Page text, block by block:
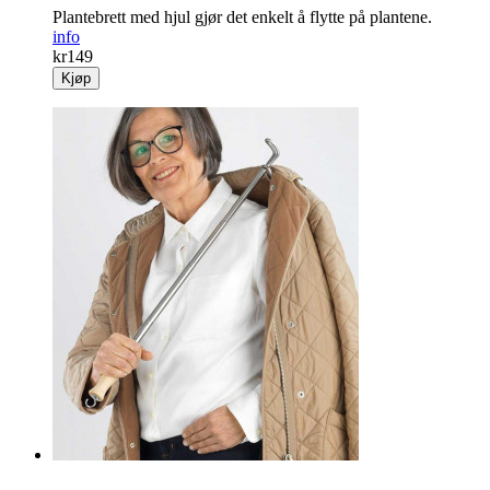
Plantebrett med hjul gjør det enkelt å flytte på plantene.
info
kr149
Kjøp